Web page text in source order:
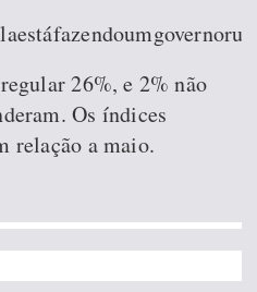
26%, e 2% não
Os índices
relação a maio.